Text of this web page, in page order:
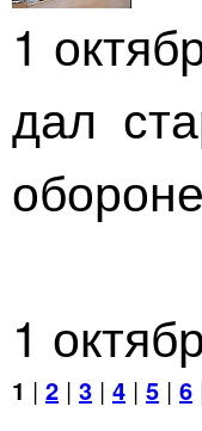
1
дал
1
1 | 2 | 3 | 4 | 5 | 6